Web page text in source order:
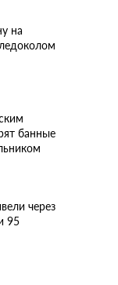
на
банные
через
95